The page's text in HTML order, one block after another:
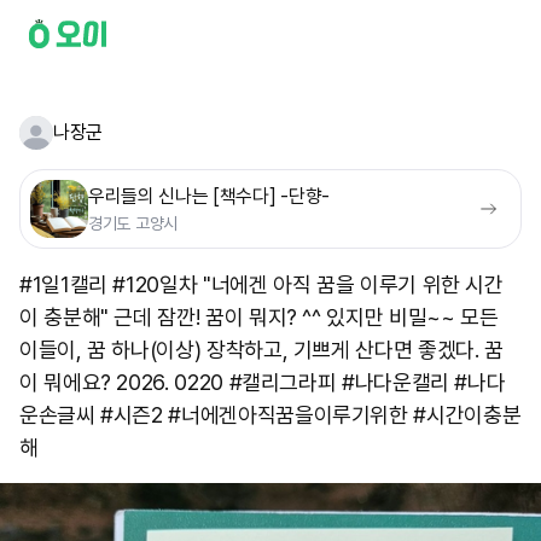
나장군
우리들의 신나는 [책수다] -단향-
경기도 고양시
#1일1캘리 #120일차 "너에겐 아직 꿈을 이루기 위한 시간
이 충분해" 근데 잠깐! 꿈이 뭐지? ^^ 있지만 비밀~~ 모든
이들이, 꿈 하나(이상) 장착하고, 기쁘게 산다면 좋겠다. 꿈
이 뭐에요? 2026. 0220 #캘리그라피 #나다운캘리 #나다
운손글씨 #시즌2 #너에겐아직꿈을이루기위한 #시간이충분
해